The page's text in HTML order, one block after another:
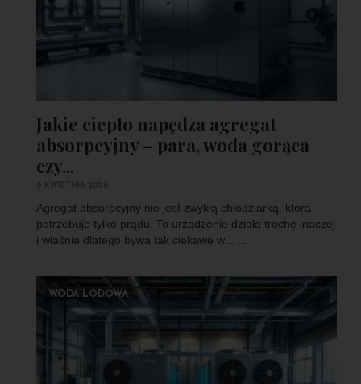
Jakie ciepło napędza agregat
absorpcyjny – para, woda gorąca
czy...
Agregat absorpcyjny nie jest zwykłą chłodziarką, która
potrzebuje tylko prądu. To urządzenie działa trochę inaczej
i właśnie dlatego bywa tak ciekawe w... ...
WODA LODOWA